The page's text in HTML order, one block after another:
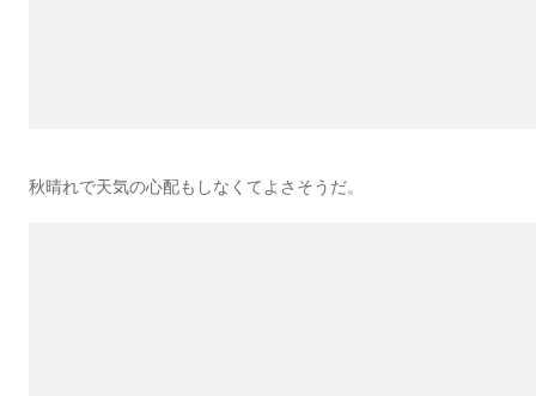
秋晴れで天気の心配もしなくてよさそうだ。